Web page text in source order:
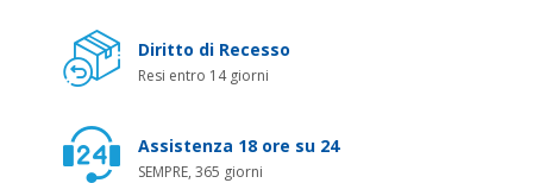
Diritto di Recesso
Resi entro 14 giorni
Assistenza 18 ore su 24
SEMPRE, 365 giorni